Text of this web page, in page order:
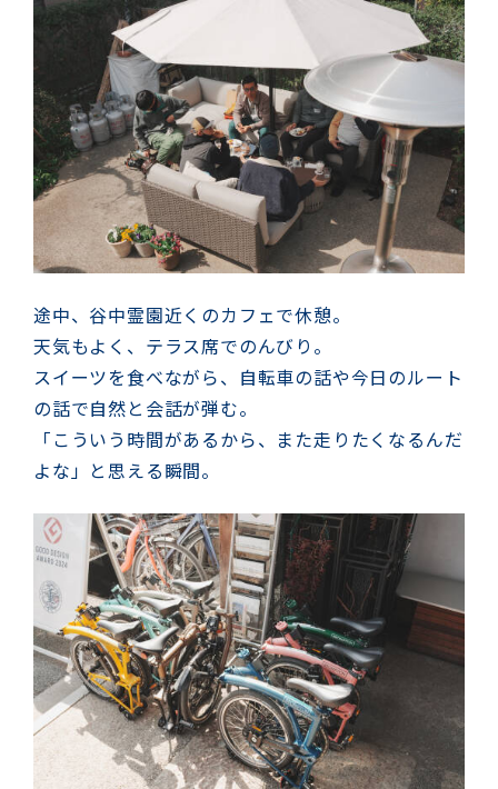
途中、谷中霊園近くのカフェで休憩。
天気もよく、テラス席でのんびり。
スイーツを食べながら、自転車の話や今日のルート
の話で自然と会話が弾む。
「こういう時間があるから、また走りたくなるんだ
よな」と思える瞬間。